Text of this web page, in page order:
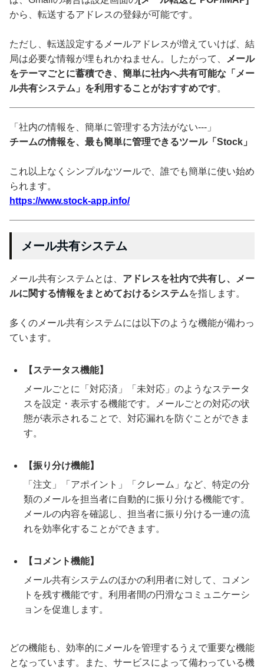
から、転送するアドレスの登録が可能です。
ただし、転送設定するメールアドレスが増えていけば、結
局は必要な情報が埋もれかねません。したがって、
メール
をテーマごとに蓄積でき、簡単に社内へ共有可能な「メー
ル共有システム」を利用することがおすすめです。
「社内の情報を、簡単に管理する方法がない---」
チームの情報を、最も簡単に管理できるツール「Stock」
これ以上なくシンプルなツールで、誰でも簡単に使い始め
られます。
https://www.stock-app.info/
メール共有システム
メール共有システムとは、 アドレスを社内で共有し、メー
ルに関する情報をまとめておけるシステムを指します。
多くのメール共有システムには以下のような機能が備わっ
ています。
【ステータス機能】
メールごとに「対応済」「未対応」のようなステータ
スを設定・表示する機能です。メールごとの対応の状
態が表示されることで、対応漏れを防ぐことができま
す。
【振り分け機能】
「注文」「アポイント」「クレーム」など、特定の分
類のメールを担当者に自動的に振り分ける機能です。
メールの内容を確認し、担当者に振り分ける一連の流
れを効率化することができます。
【コメント機能】
メール共有システムのほかの利用者に対して、コメン
トを残す機能です。利用者間の円滑なコミュニケーシ
ョンを促進します。
どの機能も、効率的にメールを管理するうえで重要な機能
となっています。また、サービスによって備わっている機